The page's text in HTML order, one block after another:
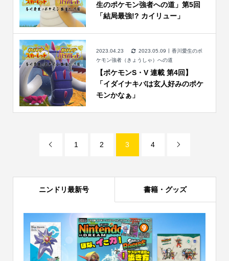
生のポケモン強者への道」第5回
「結局最強!? カイリュー」
2023.04.23 2023.05.09
香川愛生のポ
ケモン強者（きょうしゃ）への道
【ポケモンS・V 連載 第4回】
「イダイナキバは玄人好みのポケ
モンかなぁ」
 1 2 3 4 
ニンドリ最新号 書籍・グッズ